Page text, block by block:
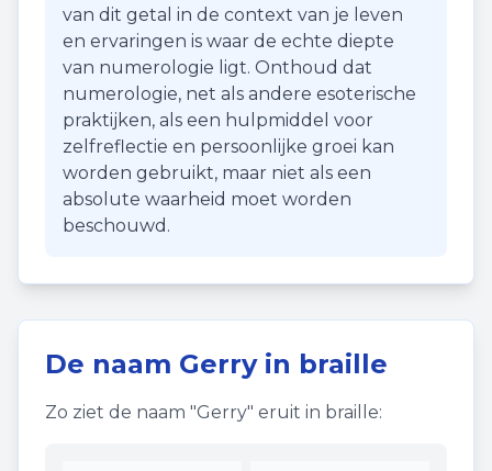
van dit getal in de context van je leven
en ervaringen is waar de echte diepte
van numerologie ligt. Onthoud dat
numerologie, net als andere esoterische
praktijken, als een hulpmiddel voor
zelfreflectie en persoonlijke groei kan
worden gebruikt, maar niet als een
absolute waarheid moet worden
beschouwd.
De naam Gerryin braille
Zo ziet de naam "Gerry" eruit in braille: